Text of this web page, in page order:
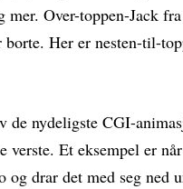
Over-toppen-Jack
Her er nesten-til-
de nydeligste CGI-
verste. Et eksempel er
drar det med seg ned